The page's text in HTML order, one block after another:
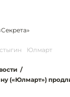
Юлмарт
/
(«Юлмарт»)